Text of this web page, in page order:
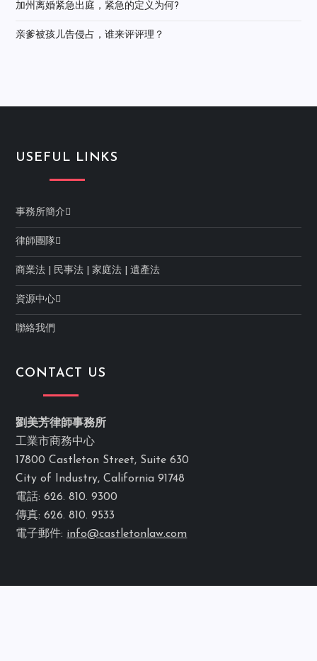
加州离婚紧急出庭，紧急的定义为何?
亲爹被孩儿告侵占，谁来评评理？
USEFUL LINKS
事務所簡介
律師團隊
商業法 民事法 |家庭法 |遺產法
資源中心
聯絡我們
CONTACT US
劉美芳律師事務所
工業市商務中心
17800 Castleton Street, Suite 630
City of Industry, California 91748
電話: 626. 810. 9300
傳真: 626. 810. 9533
電子郵件: info@castletonlaw.com